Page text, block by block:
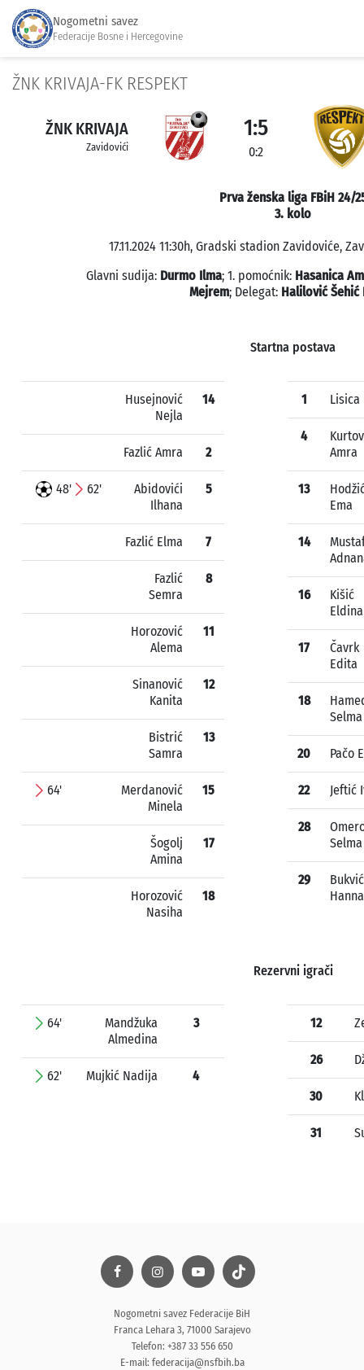
Nogometni savez
Federacije Bosne i Hercegovine
ŽNK KRIVAJA-FK RESPEKT
ŽNK KRIVAJA
Zavidovići
1:5
0:2
Prva ženska liga FBiH 24/
3. kolo
17.11.2024 11:30h, Gradski stadion Zavidoviće,
Glavni sudija: Durmo Ilma; 1. pomoćnik: Hasanica
Mejrem; Delegat: Halilović Šehić
Startna postava
Husejnović
Nejla
14
Fazlić Amra 2
48' 62'
Abidovići
Ilhana
5
Fazlić Elma 7
Fazlić
Semra
8
Horozović
Alema
11
Sinanović
Kanita
12
Bistrić
Samra
13
64'
Merdanović
Minela
15
Šogolj
Amina
17
Horozović
Nasiha
18
1 Lisica
4
Amra
13
Ema
14
16
Kišić
Eldina
17
Čavrk
Edita
18
Selma
20 Pačo
22 Jeftić
28
Selma
29
Bukvić
Hanna
Rezervni igrači
64'
Mandžuka
Almedina
3
62' Mujkić Nadija 4
12
26
30
31
Nogometni savez Federacije BiH
Franca Lehara 3, 71000 Sarajevo
Telefon: +387 33 556 650
E-mail: federacija@nsfbih.ba